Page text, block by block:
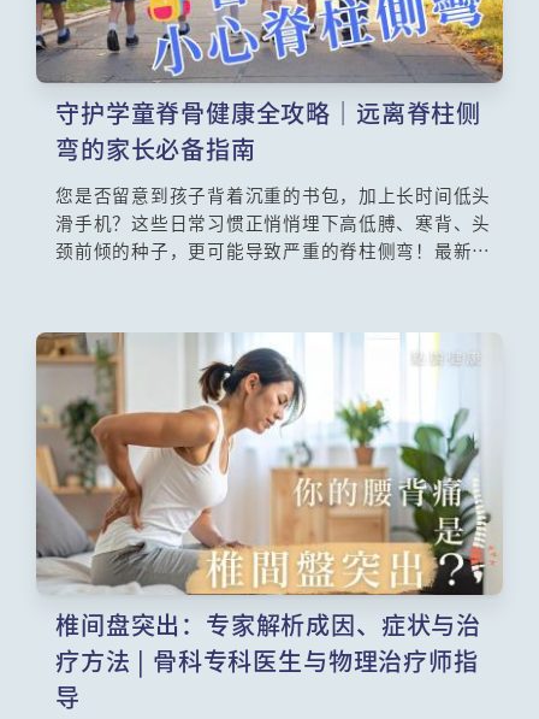
守护学童脊骨健康全攻略｜远离脊柱侧
弯的家长必备指南
您是否留意到孩子背着沉重的书包，加上长时间低头
滑手机？这些日常习惯正悄悄埋下高低膊、寒背、头
颈前倾的种子，更可能导致严重的脊柱侧弯！最新数
脊柱侧弯普查计划更揪出22宗确诊个案。守护孩子的
脊骨健康，刻不容缓！
椎间盘突出：专家解析成因、症状与治
疗方法 | 骨科专科医生与物理治疗师指
导